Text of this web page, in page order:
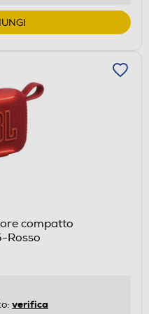
compatto
Rosso
verifica